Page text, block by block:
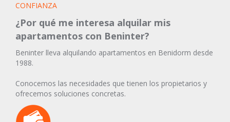
CONFIANZA
¿Por qué me interesa alquilar mis
apartamentos con Beninter?
Beninter lleva alquilando apartamentos en Benidorm desde
1988.
Conocemos las necesidades que tienen los propietarios y
ofrecemos soluciones concretas.